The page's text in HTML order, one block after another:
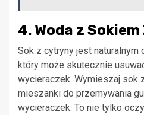
4. Woda z
Sok z cytryny jest
który może skutecznie
wycieraczek. Wymieszaj sok
mieszanki do przemywania
wycieraczek. To nie tylko